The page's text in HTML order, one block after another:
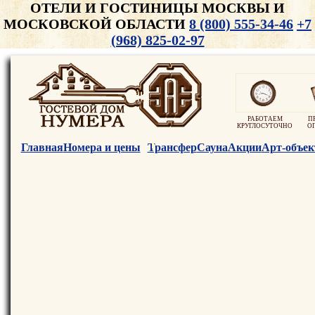
ОТЕЛИ И ГОСТИНИЦЫ МОСКВЫ И
МОСКОВСКОЙ ОБЛАСТИ 8 (800) 555-34-46 +7
(968) 825-02-97
РАБОТАЕМ
КРУГЛОСУТОЧНО
ГлавнаяНомера и цены ТрансферСаунаАкцииАрт-